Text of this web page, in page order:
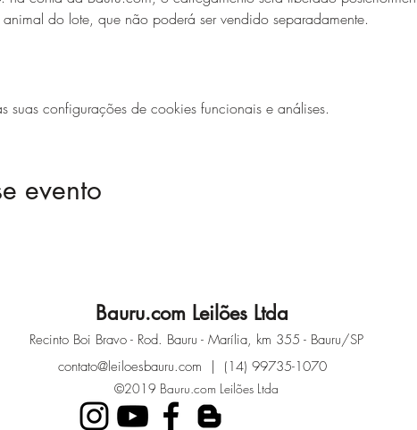
do lote, que não poderá ser vendido separadamente.
configurações de cookies funcionais e análises.
evento
Bauru.com Leilões Ltda
Recinto Boi Bravo - Rod. Bauru - Marília, km 355 - Bauru/SP
©2019 Bauru.com Leilões Ltda
contato@leiloesbauru.com | (14) 99735-1070